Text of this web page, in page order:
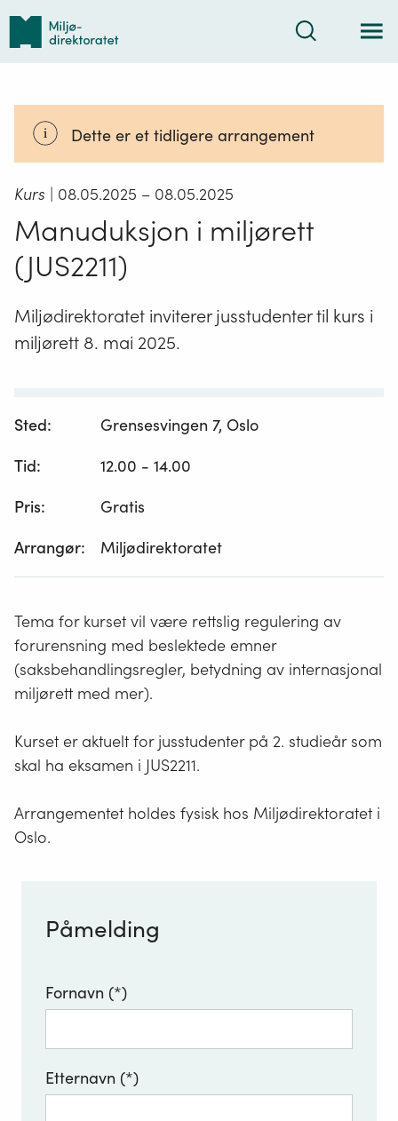
Tilbake
forsiden
Søk
Dette er et tidligere arrangement
Kurs | 08.05.2025 – 08.05.2025
Manuduksjon i miljørett
(JUS2211)
Miljødirektoratet inviterer jusstudenter til kurs i
miljørett 8. mai 2025.
Sted:
Grensesvingen 7, Oslo
Tid:
12.00 - 14.00
Pris:
Gratis
Arrangør:
Miljødirektoratet
Tema for kurset vil være rettslig regulering av
forurensning med beslektede emner
(saksbehandlingsregler, betydning av internasjonal
miljørett med mer).
Kurset er aktuelt for jusstudenter på 2. studieår som
skal ha eksamen i JUS2211.
Arrangementet holdes fysisk hos Miljødirektoratet i
Oslo.
Påmelding
Fornavn
Etternavn